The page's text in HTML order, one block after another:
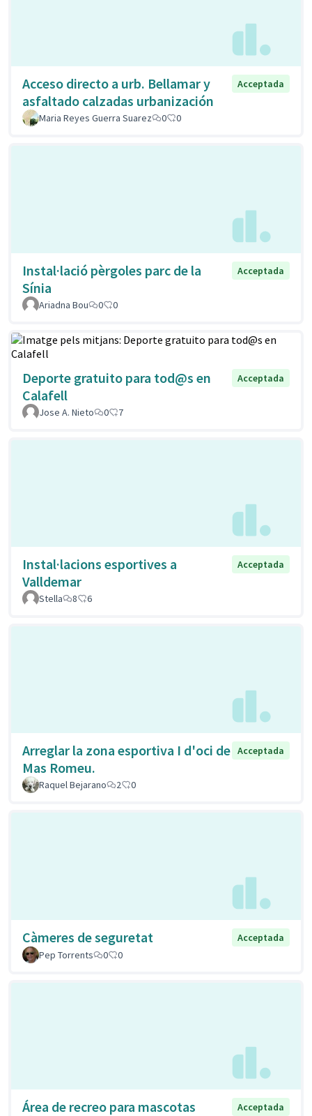
Acceso directo a urb. Bellamar y
asfaltado calzadas urbanización
Acceptada
Maria Reyes Guerra Suarez 0 0
Instal·lació pèrgoles parc de la
Sínia
Acceptada
Ariadna Bou 0 0
Deporte gratuito para tod@s en
Calafell
Acceptada
Jose A. Nieto 0 7
Instal·lacions esportives a
Valldemar
Acceptada
Stella 8 6
Arreglar la zona esportiva I d'oci de
Mas Romeu.
Acceptada
Raquel Bejarano 2 0
Càmeres de seguretat
Acceptada
Pep Torrents
0 0
Área de recreo para mascotas
Acceptada